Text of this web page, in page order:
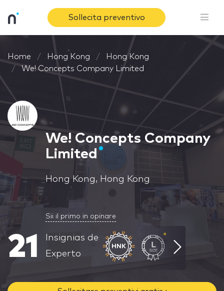
Sollecita preventivo
Home Hong Kong
Hong Kong
We! Concepts Company Limited
We! Concepts Company
Limited
Hong Kong, Hong Kong
Sii il primo in opinare
21
Insignias de
Experto